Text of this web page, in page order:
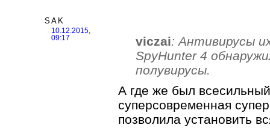
SAK
10.12.2015,
09:17
viczai: Антивирусы
SpyHunter 4
полувирусы.
А где же был
суперсовременная
позволила установить